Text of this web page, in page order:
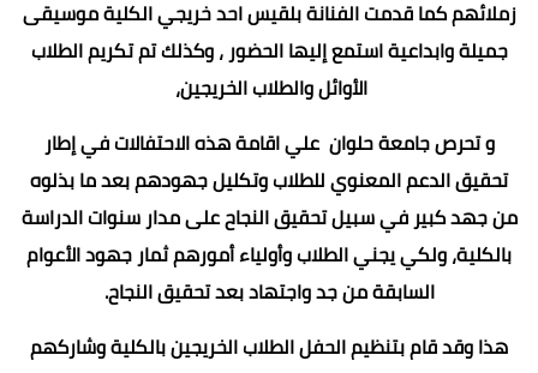
زملائهم كما قدمت الفنانة بلقيس احد خريجي الكلية موسيقى
جميلة وابداعية استمع إليها الحضور ، وكذلك تم تكريم الطلاب
الأوائل والطلاب الخريجين،
و تحرص جامعة حلوان علي اقامة هذه الاحتفالات في إطار
تحقيق الدعم المعنوي للطلاب وتكليل جهودهم بعد ما بذلوه
من جهد كبير في سبيل تحقيق النجاح على مدار سنوات الدراسة
بالكلية، ولكي يجني الطلاب وأولياء أمورهم ثمار جهود الأعوام
السابقة من جد واجتهاد بعد تحقيق النجاح.
هذا وقد قام بتنظيم الحفل الطلاب الخريجين بالكلية وشاركهم